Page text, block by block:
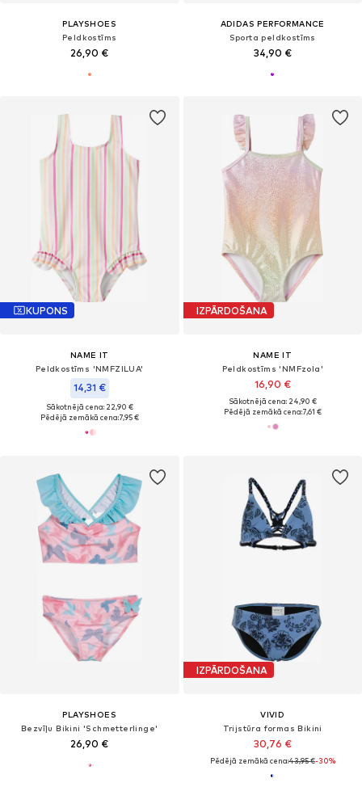
PLAYSHOES
Peldkostīms
26,90 €
ADIDAS PERFORMANCE
Sporta peldkostīms
34,90 €
KUPONS
NAME IT
Peldkostīms 'NMFZILUA'
14,31 €
Sākotnējā cena: 22,90 €
Pēdējā zemākā cena:7,95 €
IZPĀRDOŠANA
NAME IT
Peldkostīms 'NMFzola'
16,90 €
Sākotnējā cena: 24,90 €
Pēdējā zemākā cena:7,61 €
PLAYSHOES
Bezvīļu Bikini 'Schmetterlinge'
26,90 €
IZPĀRDOŠANA
VIVID
Trijstūra formas Bikini
30,76 €
Pēdējā zemākā cena:43,95 €-30%